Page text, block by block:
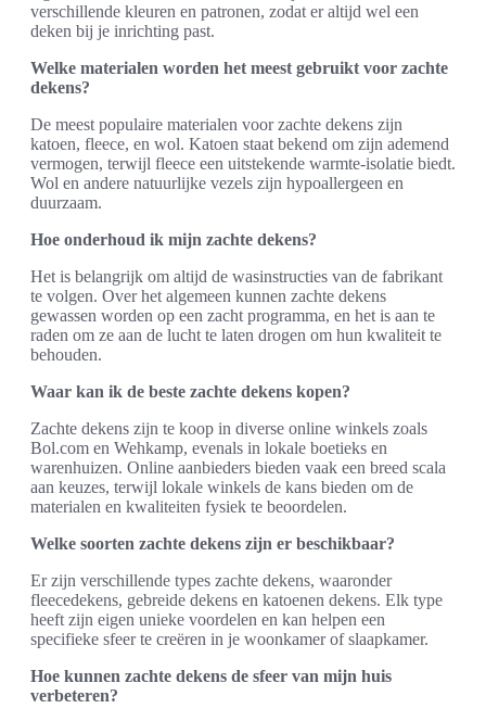
verschillende kleuren en patronen, zodat er altijd wel een
deken bij je inrichting past.
Welke materialen worden het meest gebruikt voor zachte
dekens?
De meest populaire materialen voor zachte dekens zijn
katoen, fleece, en wol. Katoen staat bekend om zijn ademend
vermogen, terwijl fleece een uitstekende warmte-isolatie biedt.
Wol en andere natuurlijke vezels zijn hypoallergeen en
duurzaam.
Hoe onderhoud ik mijn zachte dekens?
Het is belangrijk om altijd de wasinstructies van de fabrikant
te volgen. Over het algemeen kunnen zachte dekens
gewassen worden op een zacht programma, en het is aan te
raden om ze aan de lucht te laten drogen om hun kwaliteit te
behouden.
Waar kan ik de beste zachte dekens kopen?
Zachte dekens zijn te koop in diverse online winkels zoals
Bol.com en Wehkamp, evenals in lokale boetieks en
warenhuizen. Online aanbieders bieden vaak een breed scala
aan keuzes, terwijl lokale winkels de kans bieden om de
materialen en kwaliteiten fysiek te beoordelen.
Welke soorten zachte dekens zijn er beschikbaar?
Er zijn verschillende types zachte dekens, waaronder
fleecedekens, gebreide dekens en katoenen dekens. Elk type
heeft zijn eigen unieke voordelen en kan helpen een
specifieke sfeer te creëren in je woonkamer of slaapkamer.
Hoe kunnen zachte dekens de sfeer van mijn huis
verbeteren?